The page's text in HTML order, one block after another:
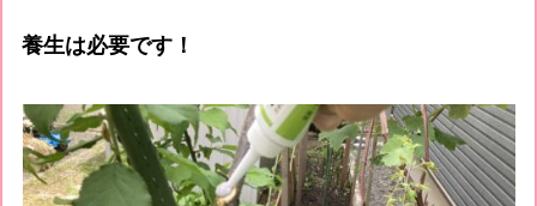
養生は必要です！